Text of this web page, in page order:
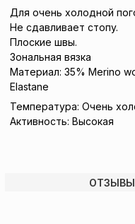
Для очень холодной
Не сдавливает стопу.
Плоские швы.
Зональная вязка
Материал: 35% Merino
Elastane
Температура: Очень
Активность: Высокая